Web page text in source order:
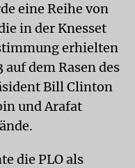
eine Reihe von
in der Knesset
erhielten
auf dem Rasen des
Bill Clinton
und Arafat
die PLO als